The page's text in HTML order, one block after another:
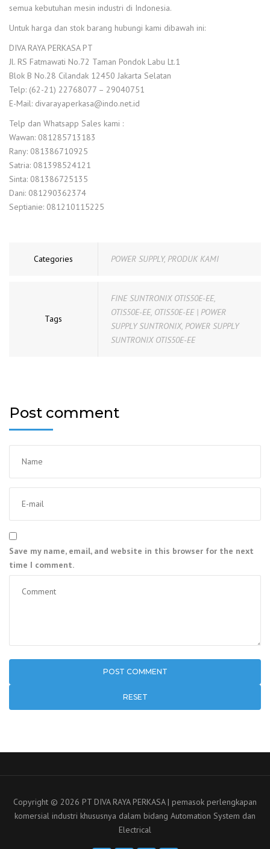
semua kebutuhan mesin industri di Indonesia.
Untuk harga dan stok barang hubungi kami dibawah ini:
DIVA RAYA PERKASA PT
Jl. RS Fatmawati No.72 Taman Pondok Labu Lt.1
Blok B No.28 Cilandak 12450 Jakarta Selatan
Telp: (62-21) 22768077 – 29040751
E-Mail: divarayaperkasa@indo.net.id
Telp dan Whatsapp Sales kami :
Wawan: 081285713183
Rany: 081386710925
Satria: 081398524121
Sinta: 081386725135
Dani: 081290362374
Septianie: 081210115225
Categories POWER SUPPLY,PRODUK KAMI
Tags
FINE SUNTRONIX OTIS50E-EE,
OTIS50E-EE, OTIS50E-EE | POWER
SUPPLY SUNTRONIX, POWER SUPPLY
SUNTRONIX OTIS50E-EE
Post comment
Save my name, email, and website in this browser for the next
time I comment.
RESET
Copyright © 2026 PT DIVA RAYA PERKASA | pemasok perlengkapan
komersial industri khususnya dalam bidang Automation System dan
Electrical